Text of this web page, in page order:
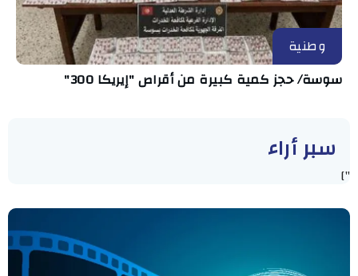
وطنية
سوسة/ حجز كمية كبيرة من أقراص "إيريكا 300"
سبر أراء
"]